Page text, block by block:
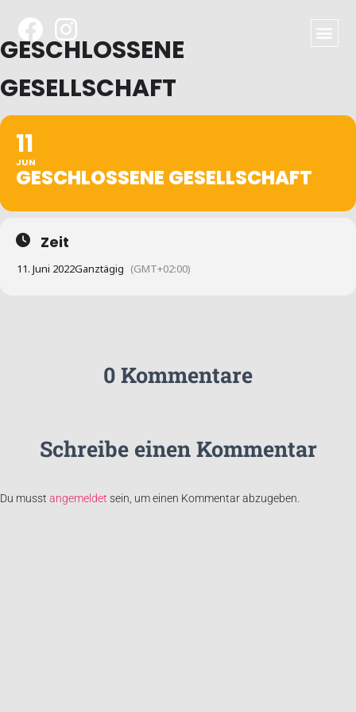
GESCHLOSSENE
GESELLSCHAFT
11
JUN
GESCHLOSSENE GESELLSCHAFT
Zeit
11. Juni 2022Ganztägig (GMT+02:00)
0 Kommentare
Schreibe einen Kommentar
Du musst angemeldet sein, um einen Kommentar abzugeben.